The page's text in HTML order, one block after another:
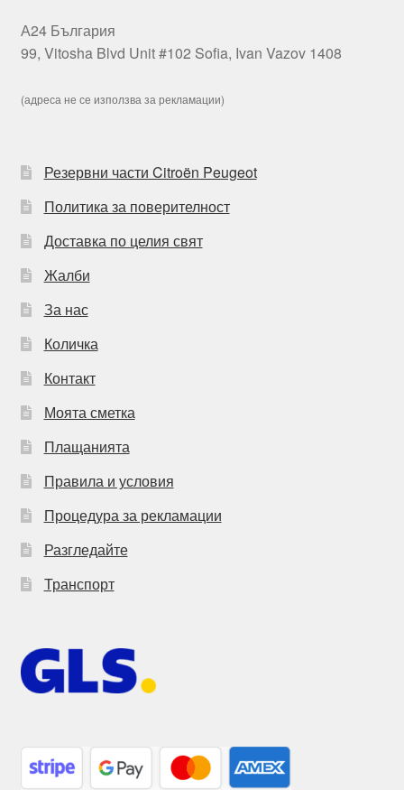
А24 България
99, Vitosha Blvd Unit #102 Sofia, Ivan Vazov 1408
(адреса не се използва за рекламации)
Резервни части Citroën Peugeot
Политика за поверителност
Доставка по целия свят
Жалби
За нас
Количка
Контакт
Моята сметка
Плащанията
Правила и условия
Процедура за рекламации
Разгледайте
Транспорт